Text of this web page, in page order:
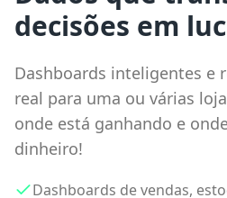
decisões em
Dashboards inteligentes e
real para uma ou várias
onde está ganhando e
dinheiro!
Dashboards de vendas,